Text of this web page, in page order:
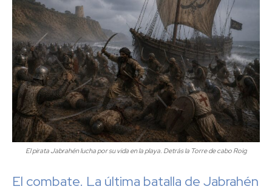
El pirata Jabrahén lucha por su vida en la playa. Detrás la Torre de cabo Roig
El combate. La última batalla de Jabrahén